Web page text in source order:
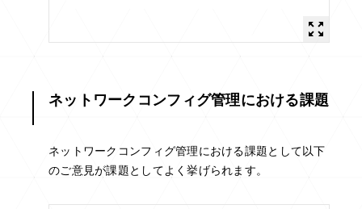
ネットワークコンフィグ管理における課題
ネットワークコンフィグ管理における課題として以下
のご意見が課題としてよく挙げられます。